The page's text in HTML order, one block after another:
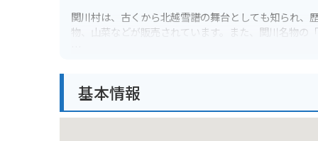
関川村は、古くから北越雪譜の舞台としても知られ、
物、山菜などが販売されています。また、関川名物の
基本情報